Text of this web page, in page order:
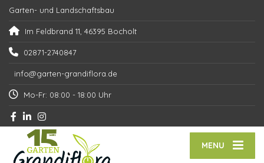
Garten- und Landschaftsbau
Im Feldbrand 11, 46395 Bocholt
02871-2740847
info@garten-grandiflora.de
Mo-Fr: 08:00 - 18:00 Uhr
MENU